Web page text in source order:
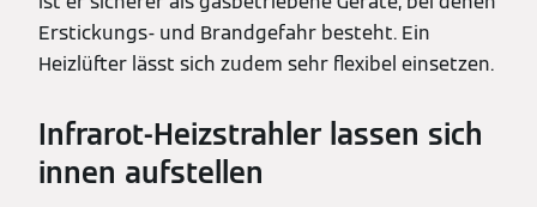
Erstickungs- und Brandgefahr besteht. Ein
Heizlüfter lässt sich zudem sehr flexibel einsetzen.
Infrarot-Heizstrahler lassen sich
innen aufstellen